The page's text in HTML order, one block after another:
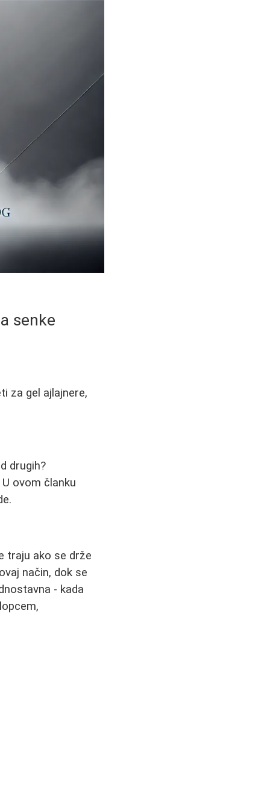
senke
za gel ajlajnere,
drugih?
ovom članku
traju ako se drže
način, dok se
- kada